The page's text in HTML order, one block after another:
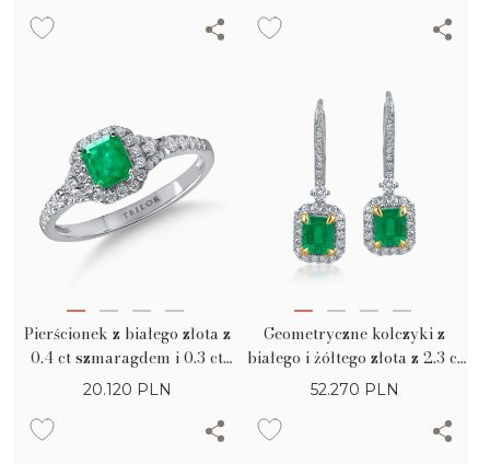
Pierścionek z białego złota z
0.4 ct szmaragdem i 0.3 ct
diamentów pavé
20.120 PLN
Geometryczne kolczyki z
białego i żółtego złota z 2.3 ct
szmaragdów i przejrzystych
52.270 PLN